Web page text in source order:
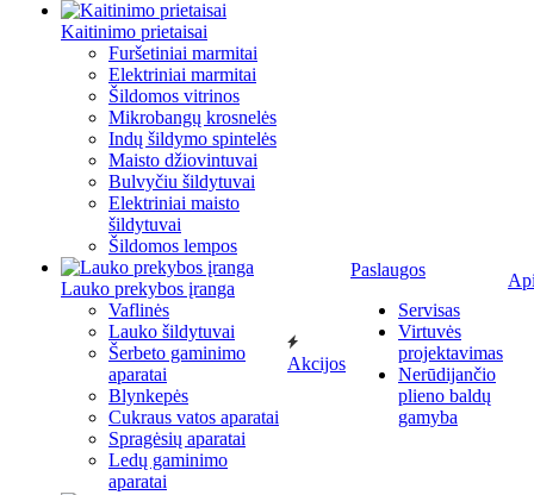
Kaitinimo prietaisai
Furšetiniai marmitai
Elektriniai marmitai
Šildomos vitrinos
Mikrobangų krosnelės
Indų šildymo spintelės
Maisto džiovintuvai
Bulvyčiu šildytuvai
Elektriniai maisto
šildytuvai
Šildomos lempos
Lauko prekybos įranga
Vaflinės
Lauko šildytuvai
Šerbeto gaminimo
aparatai
Blynkepės
Cukraus vatos aparatai
Spragėsių aparatai
Ledų gaminimo
aparatai
Akcijos
Paslaugos
Servisas
Virtuvės
projektavimas
Nerūdijančio
plieno baldų
gamyba